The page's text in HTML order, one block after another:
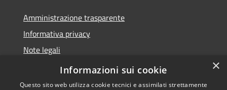
Amministrazione trasparente
Informativa privacy
Note legali
Dichiarazione di accessibilità
×
Informazioni sui cookie
Questo sito web utilizza cookie tecnici e assimilati strettamente